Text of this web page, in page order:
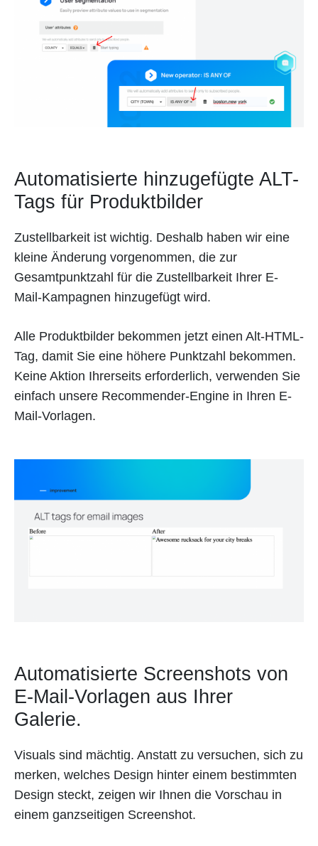
Automatisierte hinzugefügte ALT-
Tags für Produktbilder
Zustellbarkeit ist wichtig. Deshalb haben wir eine
kleine Änderung vorgenommen, die zur
Gesamtpunktzahl für die Zustellbarkeit Ihrer E-
Mail-Kampagnen hinzugefügt wird.
Alle Produktbilder bekommen jetzt einen Alt-HTML-
Tag, damit Sie eine höhere Punktzahl bekommen.
Keine Aktion Ihrerseits erforderlich, verwenden Sie
einfach unsere Recommender-Engine in Ihren E-
Mail-Vorlagen.
Automatisierte Screenshots von
E-Mail-Vorlagen aus Ihrer
Galerie.
Visuals sind mächtig. Anstatt zu versuchen, sich zu
merken, welches Design hinter einem bestimmten
Design steckt, zeigen wir Ihnen die Vorschau in
einem ganzseitigen Screenshot.